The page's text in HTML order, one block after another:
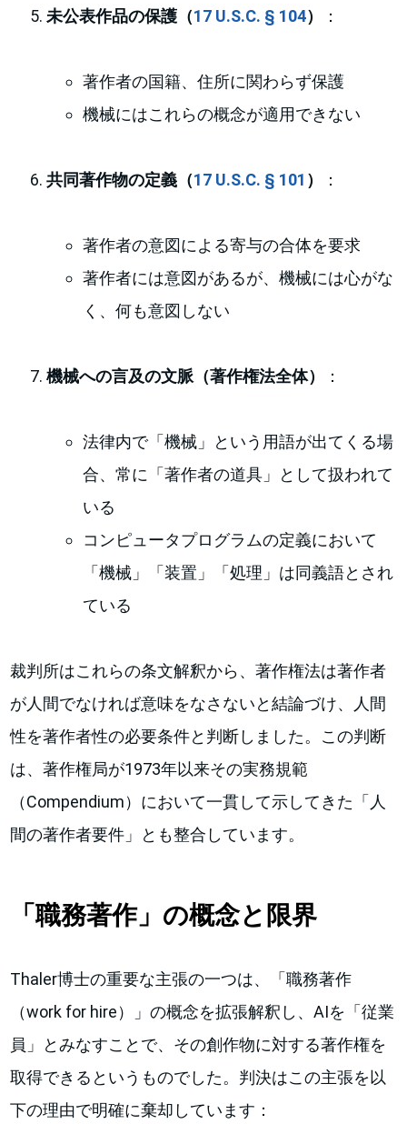
未公表作品の保護（17 U.S.C. § 104） ：
著作者の国籍、住所に関わらず保護
機械にはこれらの概念が適用できない
共同著作物の定義（17 U.S.C. § 101 ） ：
著作者の意図による寄与の合体を要求
著作者には意図があるが、機械には心がな
く、何も意図しない
機械への言及の文脈（著作権法全体） ：
法律内で「機械」という用語が出てくる場
合、常に「著作者の道具」として扱われて
いる
コンピュータプログラムの定義において
「機械」「装置」「処理」は同義語とされ
ている
裁判所はこれらの条文解釈から、著作権法は著作者
が人間でなければ意味をなさないと結論づけ、人間
性を著作者性の必要条件と判断しました。この判断
は、著作権局が1973年以来その実務規範
（Compendium）において一貫して示してきた「人
間の著作者要件」とも整合しています。
「職務著作」の概念と限界
Thaler博士の重要な主張の一つは、「職務著作
（work for hire）」の概念を拡張解釈し、AIを「従業
員」とみなすことで、その創作物に対する著作権を
取得できるというものでした。判決はこの主張を以
下の理由で明確に棄却しています：